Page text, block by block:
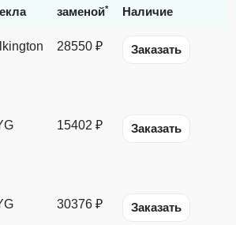
заменой* Наличие
28550 ₽ Заказать
15402 ₽ Заказать
30376 ₽ Заказать